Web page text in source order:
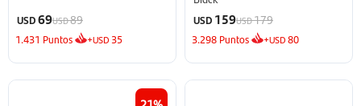
USD69USD89
1.431 Puntos +USD 35
USD 159USD179
3.298 Puntos +USD80